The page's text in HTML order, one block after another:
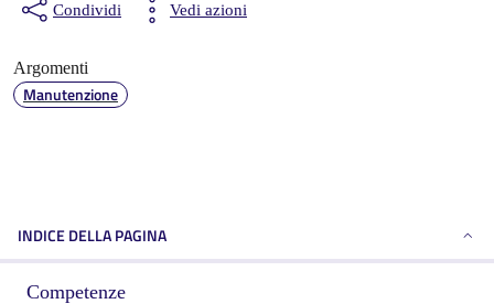
Condividi Vedi azioni
Argomenti
Manutenzione
INDICE DELLA PAGINA
Competenze